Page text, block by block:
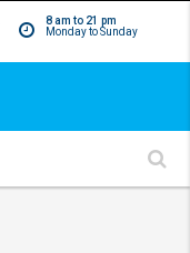
8 am to 21 pm
Monday to Sunday